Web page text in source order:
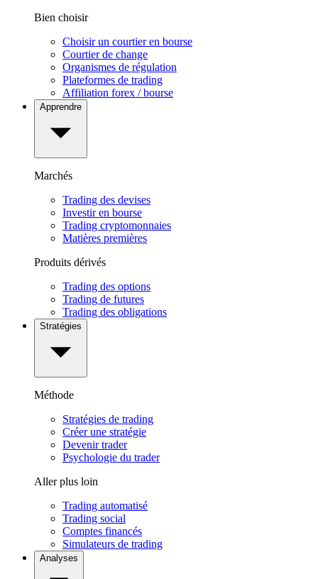
Bien choisir
Choisir un courtier en bourse
Courtier de change
Organismes de régulation
Plateformes de trading
Affiliation forex / bourse
Apprendre
Marchés
Trading des devises
Investir en bourse
Trading cryptomonnaies
Matières premières
Produits dérivés
Trading des options
Trading de futures
Trading des obligations
Stratégies
Méthode
Stratégies de trading
Créer une stratégie
Devenir trader
Psychologie du trader
Aller plus loin
Trading automatisé
Trading social
Comptes financés
Simulateurs de trading
Analyses